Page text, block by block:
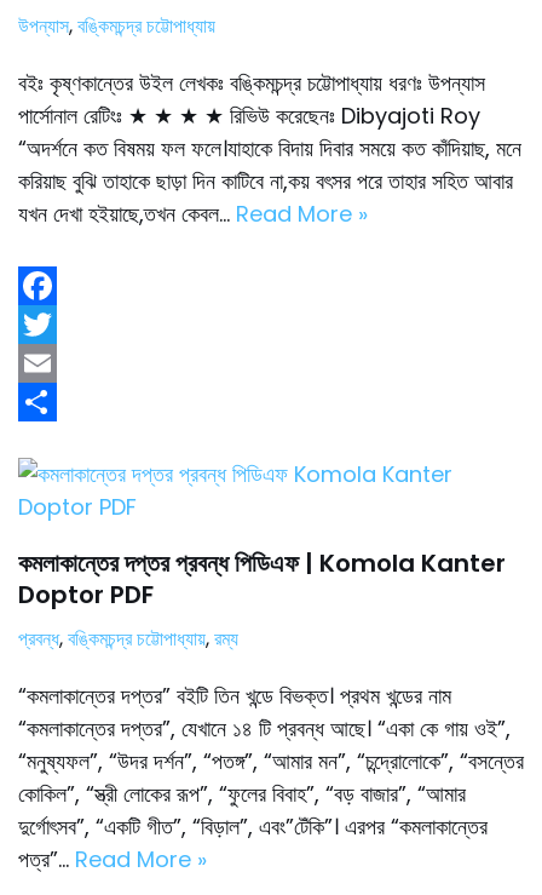
উপন্যাস,বঙ্কিমচন্দ্র চট্টোপাধ্যায়
বইঃ কৃষ্ণকান্তের উইল লেখকঃ বঙ্কিমচন্দ্র চট্টোপাধ্যায় ধরণঃ উপন্যাস
পার্সোনাল রেটিংঃ ★ ★ ★ ★ রিভিউ করেছেনঃ Dibyajoti Roy
“অদর্শনে কত বিষময় ফল ফলে।যাহাকে বিদায় দিবার সময়ে কত কাঁদিয়াছ, মনে
করিয়াছ বুঝি তাহাকে ছাড়া দিন কাটিবে না,কয় বৎসর পরে তাহার সহিত আবার
যখন দেখা হইয়াছে,তখন কেবল… Read More »
F
a
c
b
o
o
k
T
w
t
t
e
r
E
a
i
l
h
a
r
e
কমলাকান্তের দপ্তর প্রবন্ধ পিডিএফ | Komola Kanter
Doptor PDF
প্রবন্ধ,বঙ্কিমচন্দ্র চট্টোপাধ্যায়,রম্য
“কমলাকান্তের দপ্তর” বইটি তিন খন্ডে বিভক্ত। প্রথম খন্ডের নাম
“কমলাকান্তের দপ্তর”, যেখানে ১৪ টি প্রবন্ধ আছে। “একা কে গায় ওই”,
“মনুষ্যফল”, “উদর দর্শন”, “পতঙ্গ”, “আমার মন”, “চন্দ্রোলোকে”, “বসন্তের
কোকিল”, “স্ত্রী লোকের রূপ”, “ফুলের বিবাহ”, “বড় বাজার”, “আমার
দুর্গোৎসব”, “একটি গীত”, “বিড়াল”, এবং”টেঁকি”। এরপর “কমলাকান্তের
পত্র”… Read More »